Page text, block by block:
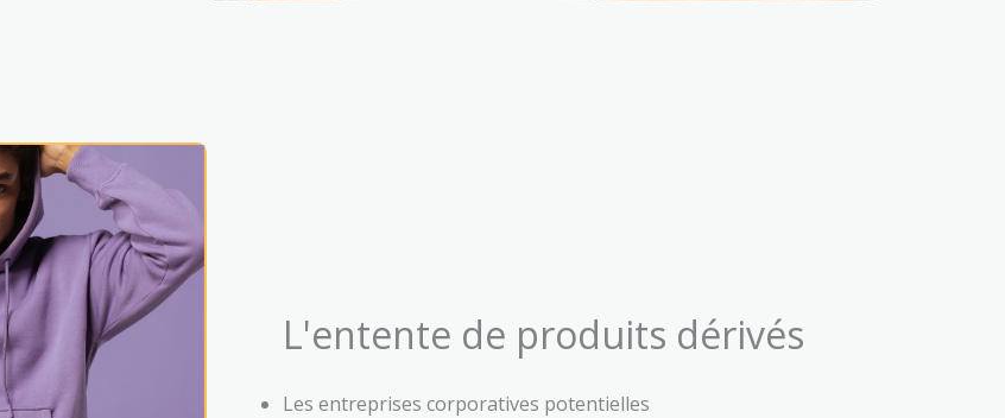
L'entente de produits dérivés
Les entreprises corporatives potentielles